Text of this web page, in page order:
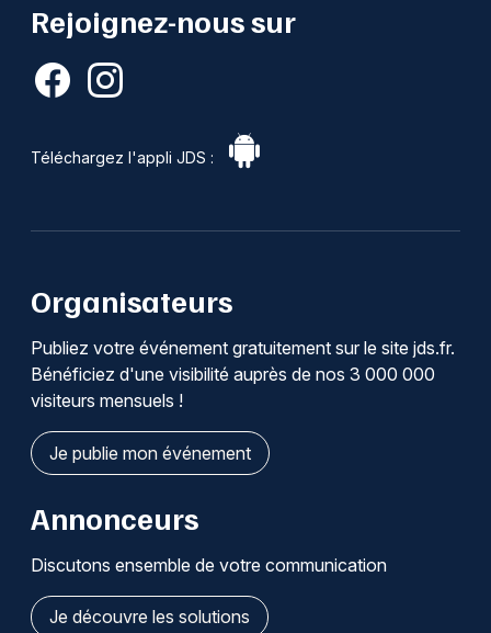
Rejoignez-nous sur
Téléchargez l'appli JDS :
Organisateurs
Publiez votre événement gratuitement sur le site jds.fr.
Bénéficiez d'une visibilité auprès de nos 3 000 000
visiteurs mensuels !
Je publie mon événement
Annonceurs
Discutons ensemble de votre communication
Je découvre les solutions